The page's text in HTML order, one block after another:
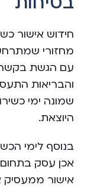
חידוש אישור
מחזורי
עם הגשת בקשה
והבריאות
שמונה ימי
היוצאת.
בנוסף לימי
אכן עסק
אישור ממעסיק